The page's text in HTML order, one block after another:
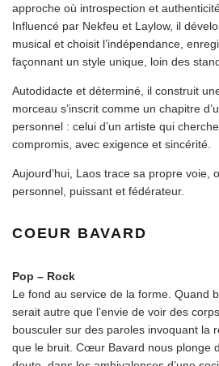
approche où introspection et
Influencé par Nekfeu et Laylow, il
musical et choisit l’indépendance,
façonnant un style unique, loin des
Autodidacte et déterminé, il construit
morceau s’inscrit comme un chapitre
personnel : celui d’un artiste qui
compromis, avec exigence et sincérité.
Aujourd’hui, Laos trace sa propre voie,
personnel, puissant et fédérateur.
COEUR BAVARD
Pop – Rock
Le fond au service de la forme. Quand
serait autre que l’envie de voir des
bousculer sur des paroles invoquant la
que le bruit. Cœur Bavard nous plonge